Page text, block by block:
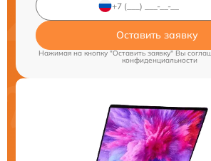
Оставить заявку
Нажимая на кнопку "Оставить заявку" Вы
конфиденциальности